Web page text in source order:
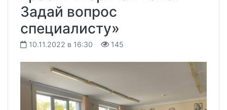
Задай вопрос
специалисту»
10.11.2022 в 16:30 145